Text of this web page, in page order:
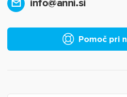
info@anni.si
Pomoč pri